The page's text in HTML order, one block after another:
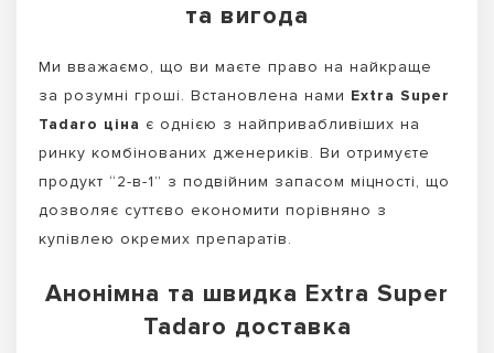
та вигода
Ми вважаємо, що ви маєте право на найкраще
за розумні гроші. Встановлена нами Extra Super
Tadaro ціна є однією з найпривабливіших на
ринку комбінованих дженериків. Ви отримуєте
продукт “2-в-1” з подвійним запасом міцності, що
дозволяє суттєво економити порівняно з
купівлею окремих препаратів.
Анонімна та швидка Extra Super
Tadaro доставка